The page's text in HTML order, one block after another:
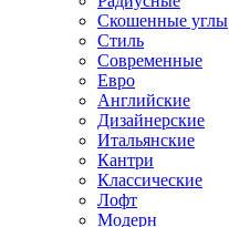
Скошенные углы
Стиль
Современные
Евро
Английские
Дизайнерские
Итальянские
Кантри
Классические
Лофт
Модерн